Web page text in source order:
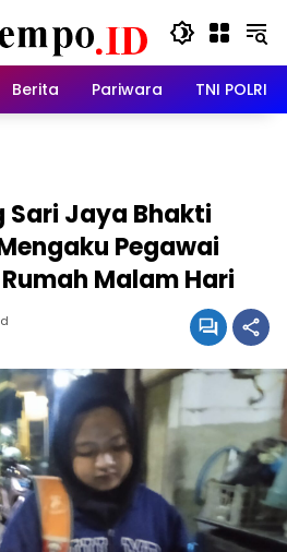
Berita Pariwara TNI POLRI
Sari Jaya Bhakti
Pegawai
Malam Hari